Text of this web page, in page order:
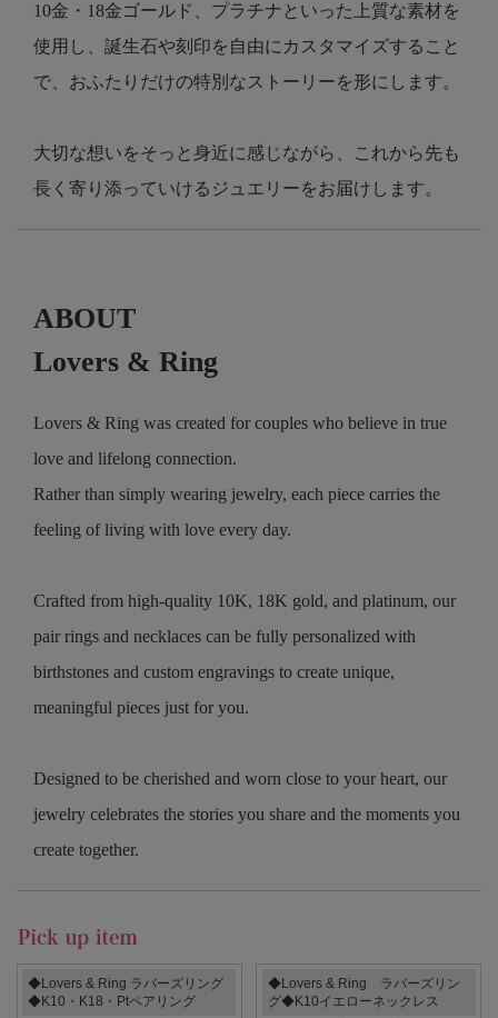
10金・18金ゴールド、プラチナといった上質な素材を
使用し、誕生石や刻印を自由にカスタマイズすること
で、おふたりだけの特別なストーリーを形にします。
大切な想いをそっと身近に感じながら、これから先も
長く寄り添っていけるジュエリーをお届けします。
ABOUT
Lovers & Ring
Lovers & Ring was created for couples who believe in true
love and lifelong connection.
Rather than simply wearing jewelry, each piece carries the
feeling of living with love every day.
Crafted from high-quality 10K, 18K gold, and platinum, our
pair rings and necklaces can be fully personalized with
birthstones and custom engravings to create unique,
meaningful pieces just for you.
Designed to be cherished and worn close to your heart, our
jewelry celebrates the stories you share and the moments you
create together.
◆Lovers & Ring ラバーズリング
◆K10・K18・Ptペアリング
◆Lovers & Ring ラバーズリン
グ◆K10イエローネックレス